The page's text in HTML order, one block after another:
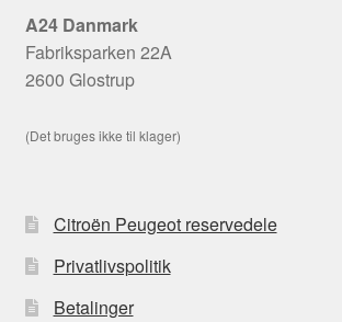
A24 Danmark
Fabriksparken 22A
2600 Glostrup
(Det bruges ikke til klager)
Citroën Peugeot reservedele
Privatlivspolitik
Betalinger